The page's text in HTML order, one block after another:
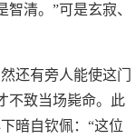
清。”可是玄寂、
还有旁人能使这门
不致当场毙命。此
暗自钦佩：“这位